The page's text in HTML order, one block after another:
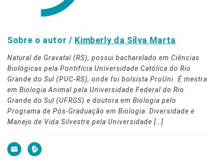
Sobre o autor / Kimberly da Silva Marta
Natural de Gravataí (RS), possui bacharelado em Ciências
Biológicas pela Pontifícia Universidade Católica do Rio
Grande do Sul (PUC-RS), onde foi bolsista ProUni. É mestra
em Biologia Animal pela Universidade Federal do Rio
Grande do Sul (UFRGS) e doutora em Biologia pelo
Programa de Pós-Graduação em Biologia: Diversidade e
Manejo de Vida Silvestre pela Universidade […]